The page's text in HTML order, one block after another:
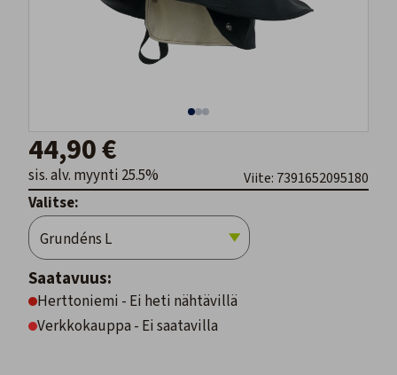
44,90 €
sis. alv. myynti 25.5% Viite: 7391652095180
Valitse:
Saatavuus:
Herttoniemi - Ei heti nähtävillä
Verkkokauppa - Ei saatavilla